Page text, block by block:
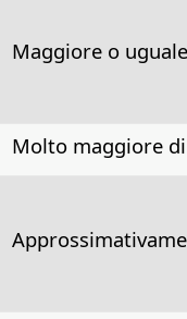
Maggiore o uguale
Molto maggiore di